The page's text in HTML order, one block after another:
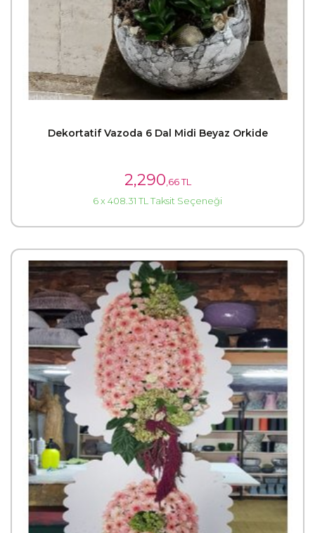
Dekortatif Vazoda 6 Dal Midi Beyaz Orkide
2,290,66 TL
6 x 408.31 TL Taksit Seçeneği